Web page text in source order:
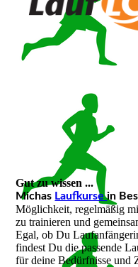
Gut zu wissen ...
Michas Laufkursein
Möglichkeit, regelmäßig
zu trainieren und
Egal, ob Du
findest Du die passende
für deine Bedürfnisse und